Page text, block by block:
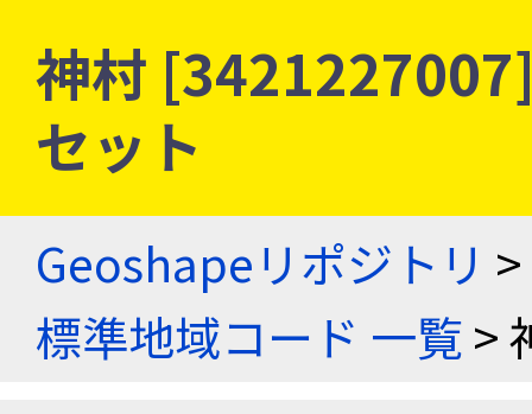
神村
セット
Geoshapeリポジトリ >
標準地域コード 一覧>